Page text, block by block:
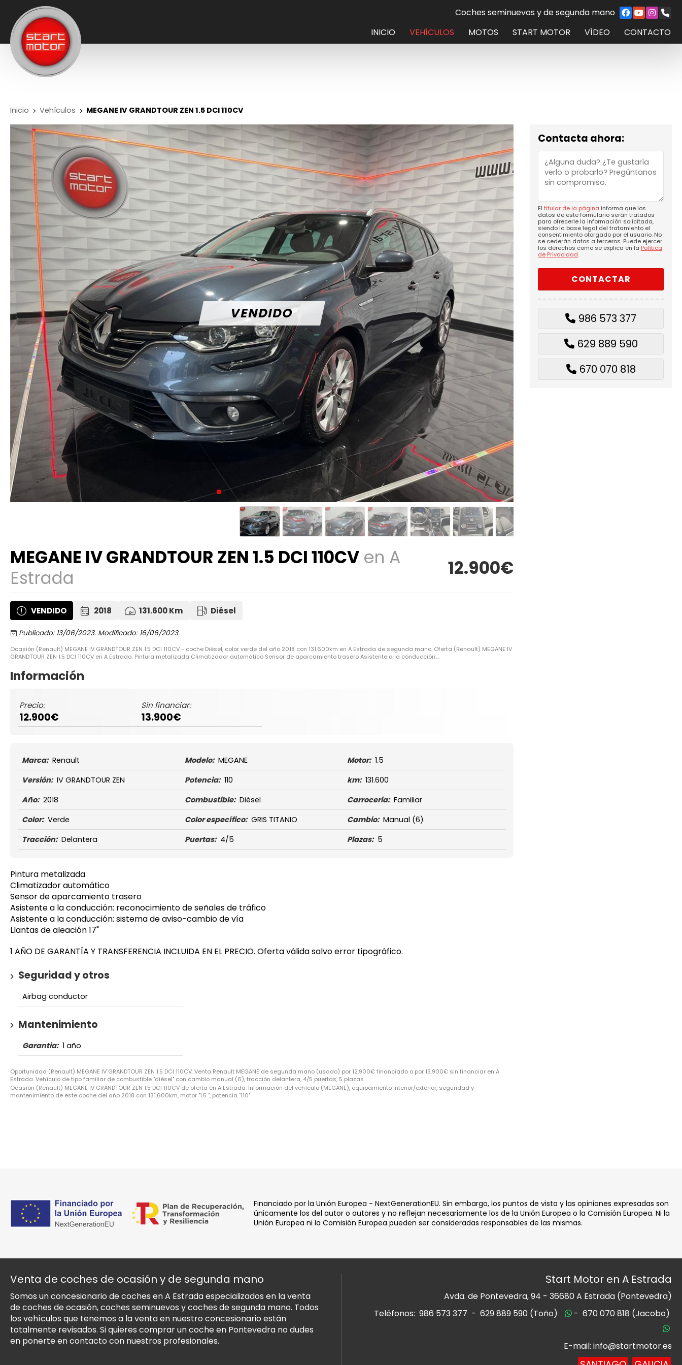
Coches seminuevos y de segunda mano
INICIO
VEHÍCULOS MOTOS START MOTOR VÍDEO CONTACTO
Inicio Vehículos MEGANE IV GRANDTOUR ZEN 1.5 DCI 110CV
Contacta ahora:
El titular de la página informa que los
datos de este formulario serán tratados
para ofrecerle la información solicitada,
siendo la base legal del tratamiento el
consentimiento otorgado por el usuario. No
se cederán datos a terceros. Puede ejercer
los derechos como se explica en la Política
de Privacidad.
986 573 377
629 889 590
670 070 818
MEGANE IV GRANDTOUR ZEN 1.5 DCI 110CV en A
Estrada
12.900€
VENDIDO 2018 131.600 Km Diésel
Publicado: 13/06/2023. Modificado: 16/06/2023.
Ocasión (Renault) MEGANE IV GRANDTOUR ZEN 1.5 DCI 110CV - coche Diésel, color verde del año 2018 con 131.600km en A Estrada de segunda mano. Oferta (Renault) MEGANE IV
GRANDTOUR ZEN 1.5 DCI 110CV en A Estrada. Pintura metalizada Climatizador automático Sensor de aparcamiento trasero Asistente a la conducción:...
Información
Precio:
12.900€
Sin financiar:
13.900€
Marca: Renault Modelo: MEGANE Motor: 1.5
Versión: IV GRANDTOUR ZEN Potencia: 110 km: 131.600
Año: 2018 Combustible: Diésel Carroceria: Familiar
Color: Verde Color específico: GRIS TITANIO Cambio: Manual (6)
Tracción: Delantera Puertas: 4/5 Plazas: 5
Pintura metalizada
Climatizador automático
Sensor de aparcamiento trasero
Asistente a la conducción: reconocimiento de señales de tráfico
Asistente a la conducción: sistema de aviso-cambio de vía
Llantas de aleación 17"
1 AÑO DE GARANTÍA Y TRANSFERENCIA INCLUIDA EN EL PRECIO. Oferta válida salvo error tipográfico.
Seguridad y otros
Airbag conductor
Mantenimiento
Garantia: 1 año
Oportunidad (Renault) MEGANE IV GRANDTOUR ZEN 1.5 DCI 110CV. Venta Renault MEGANE de segunda mano (usado) por 12.900€ financiado o por 13.900€ sin financiar en A
Estrada. Vehículo de tipo familiar de combustible "diésel" con cambio manual (6), tracción delantera, 4/5 puertas, 5 plazas.
Ocasión (Renault) MEGANE IV GRANDTOUR ZEN 1.5 DCI 110CV de oferta en A Estrada. Información del vehículo (MEGANE), equipamiento interior/exterior, seguridad y
mantenimiento de este coche del año 2018 con 131.600km, motor "1.5 ", potencia "110".
Financiado por la Unión Europea - NextGenerationEU. Sin embargo, los puntos de vista y las opiniones expresadas son
únicamente los del autor o autores y no reflejan necesariamente los de la Unión Europea o la Comisión Europea. Ni la
Unión Europea ni la Comisión Europea pueden ser consideradas responsables de las mismas.
Venta de coches de ocasión y de segunda mano
Somos un concesionario de coches en A Estrada especializados en la venta
de coches de ocasión, coches seminuevos y coches de segunda mano. Todos
los vehículos que tenemos a la venta en nuestro concesionario están
totalmente revisados. Si quieres comprar un coche en Pontevedra no dudes
en ponerte en contacto con nuestros profesionales.
Start Motor en A Estrada
Avda. de Pontevedra, 94 - 36680 A Estrada (Pontevedra)
Teléfonos: 986 573 377 - 629 889 590 (Toño) - 670 070 818 (Jacobo)
E-mail: info@startmotor.es